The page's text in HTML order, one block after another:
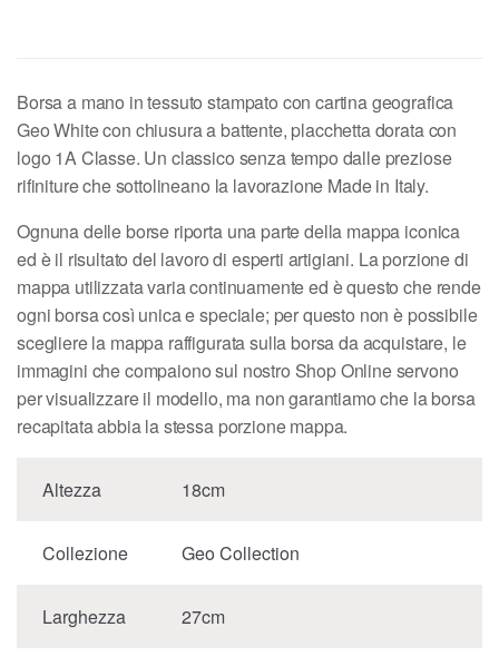
Borsa a mano in tessuto stampato con cartina geografica
Geo White con chiusura a battente, placchetta dorata con
logo 1A Classe. Un classico senza tempo dalle preziose
rifiniture che sottolineano la lavorazione Made in Italy.
Ognuna delle borse riporta una parte della mappa iconica
ed è il risultato del lavoro di esperti artigiani. La porzione di
mappa utilizzata varia continuamente ed è questo che rende
ogni borsa così unica e speciale; per questo non è possibile
scegliere la mappa raffigurata sulla borsa da acquistare, le
immagini che compaiono sul nostro Shop Online servono
per visualizzare il modello, ma non garantiamo che la borsa
recapitata abbia la stessa porzione mappa.
Altezza 18cm
Collezione Geo Collection
Larghezza 27cm